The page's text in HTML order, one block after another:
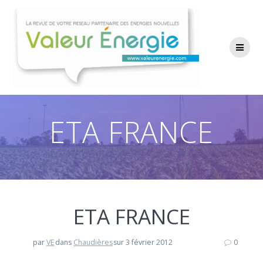
contenu
ETA FRANCE
ETA FRANCE
parVEdans Chaudièressur 3 février 2012 0